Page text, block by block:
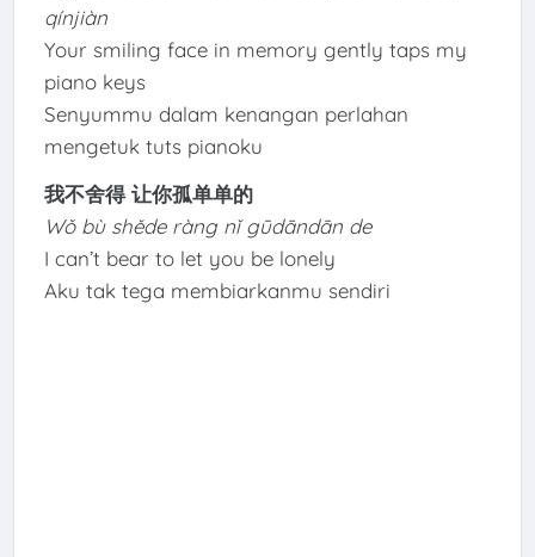
qínjiàn
Your smiling face in memory gently taps my
piano keys
Senyummu dalam kenangan perlahan
mengetuk tuts pianoku
我不舍得 让你孤单单的
Wǒ bù shěde ràng nǐ gūdāndān de
I can’t bear to let you be lonely
Aku tak tega membiarkanmu sendiri